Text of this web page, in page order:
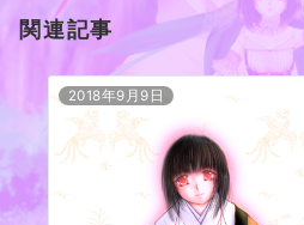
関連記事
2018年9月9日